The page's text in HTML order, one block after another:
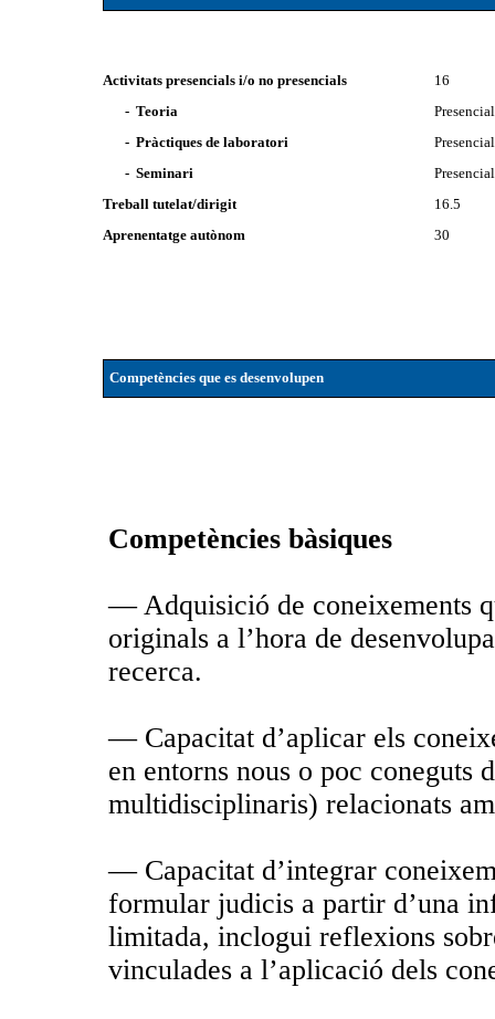
Activitats presencials i/o no presencials
16
- Teoria
Presencial
- Pràctiques de laboratori
Presencial
- Seminari
Presencial
Treball tutelat/dirigit
16.5
Aprenentatge autònom
30
Competències que es desenvolupen
Competències bàsiques
— Adquisició de coneixements
originals a l’hora de
recerca.
— Capacitat d’aplicar els
en entorns nous o poc coneguts
multidisciplinaris) relacionats
— Capacitat d’integrar
formular judicis a partir d’una
limitada, inclogui reflexions
vinculades a l’aplicació dels